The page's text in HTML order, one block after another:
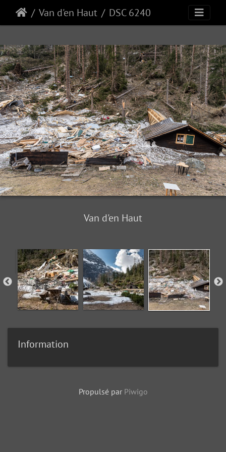
Van d'en Haut DSC 6240
Van d'en Haut
Information
Propulsé par Piwigo